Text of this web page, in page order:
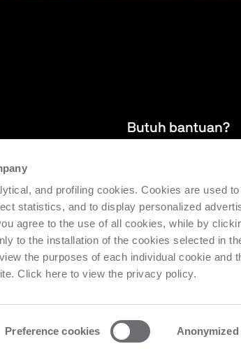
and profiling cookies. Cookies are used
statistics, and to display personalized
agree to the use of all cookies, while by
to the installation of the cookies selected in
the purposes of each individual cookie and
Click here to view the privacy policy.
Preference cookies
Butuh bantuan?
mendukung efisiensi
Minta
Nr. 1682 | Cap. Soc. € 27.402.593 i.v